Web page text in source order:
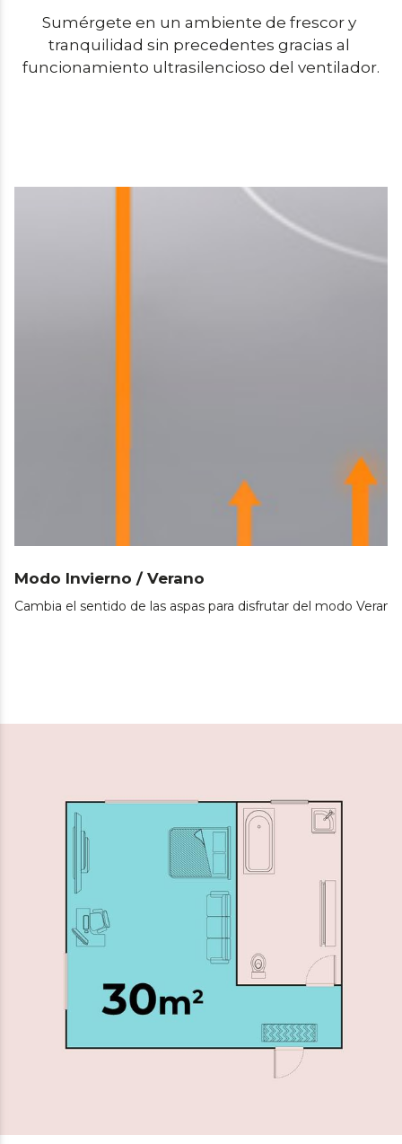
Sumérgete en un ambiente de frescor y
tranquilidad sin precedentes gracias al
funcionamiento ultrasilencioso del ventilador.
Modo Invierno / Verano
Cambia el sentido de las aspas para disfrutar del modo